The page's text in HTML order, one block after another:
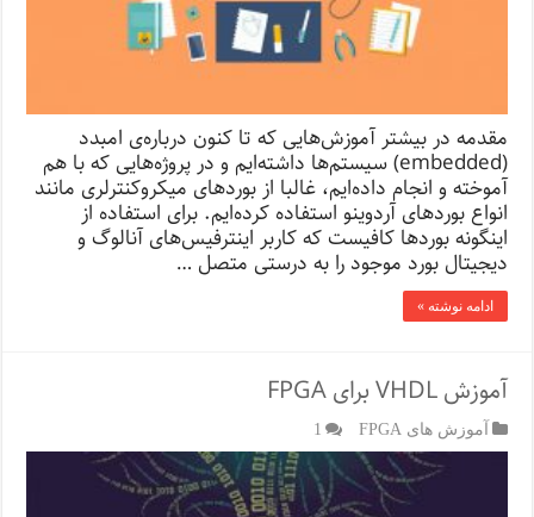
مقدمه در بیشتر آموزش‌هایی که تا کنون درباره‌ی امبدد
(embedded) سیستم‌ها داشته‌ایم و در پروژه‌هایی که با هم
آموخته و انجام داده‌ایم، غالبا از بوردهای میکروکنترلری مانند
انواع بوردهای آردوینو استفاده کرده‌ایم. برای استفاده از
اینگونه بوردها کافیست که کاربر اینترفیس‌های آنالوگ و
دیجیتال بورد موجود را به درستی متصل …
ادامه نوشته »
آموزش VHDL برای FPGA
آموزش های FPGA 1